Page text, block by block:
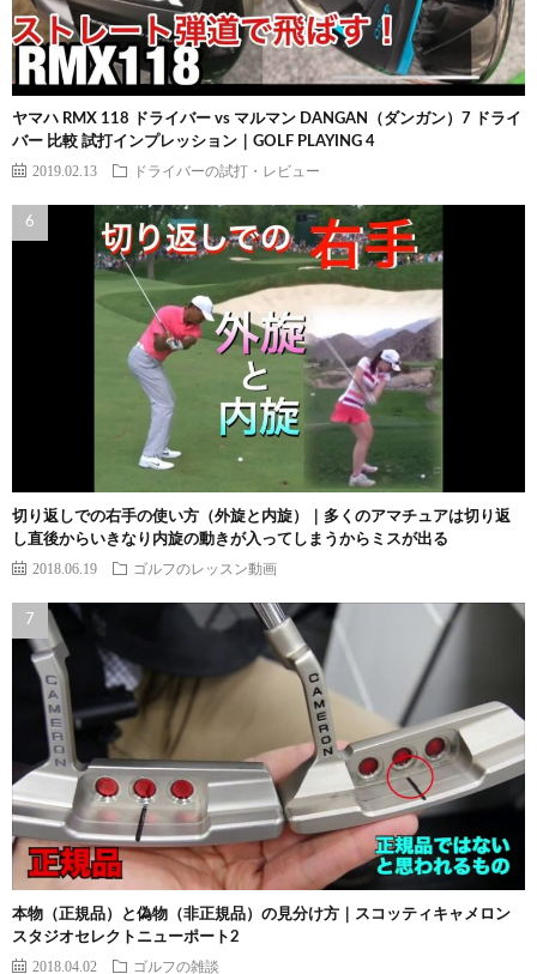
ヤマハ RMX 118 ドライバー vs マルマン DANGAN（ダンガン）7 ドライ
バー 比較 試打インプレッション｜GOLF PLAYING 4
2019.02.13 ドライバーの試打・レビュー
切り返しでの右手の使い方（外旋と内旋）｜多くのアマチュアは切り返
し直後からいきなり内旋の動きが入ってしまうからミスが出る
2018.06.19 ゴルフのレッスン動画
本物（正規品）と偽物（非正規品）の見分け方｜スコッティキャメロン
スタジオセレクトニューポート2
2018.04.02 ゴルフの雑談